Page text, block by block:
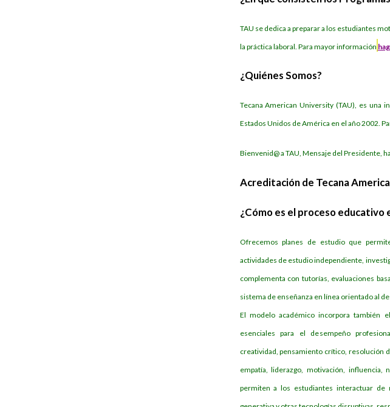
TAU se dedica a preparar a los estudiantes
la práctica laboral. Para mayor información
¿Quiénes Somos?
Tecana American University (TAU), es una
Estados Unidos de América en el año 2002.
Bienvenid@ a TAU, Mensaje del Presidente,
Acreditación de Tecana
¿Cómo es el proceso educativo
Ofrecemos planes de estudio que
actividades de estudio independiente,
complementa con tutorías, evaluaciones
sistema de enseñanza en línea orientado al
El modelo académico incorpora también
esenciales para el desempeño
creatividad, pensamiento crítico, resolución
empatía, liderazgo, motivación, influencia,
permiten a los estudiantes interactuar de